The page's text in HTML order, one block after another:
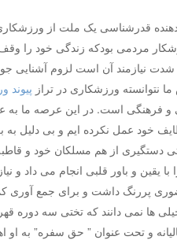
قدرشناسی یک ملت از ورزشکاری
مردمی بودکه زندگی خود را
نیازمند آن است لزوم آشنایی
نتوانسته ورزشکاری در تراز پیوند
و فرهنگی است. در این عرصه ما به
خود عمل نکرده ایم و ‌بی دلیل
دستگیری از هم مسلکان خود و
یقین و باور قلبی انجام می داد و
پررنگ داشت و برای جمع آوری
ها نمی دانند که تختی سه دوره
و تحت عنوان ” حق سفره” به او